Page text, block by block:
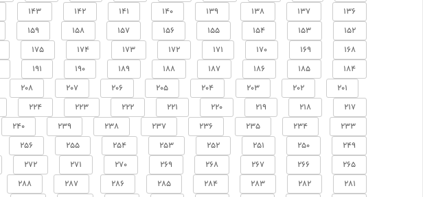
136
137
138
139
140
141
142
143
152
153
154
155
156
157
158
159
168
169
170
171
172
173
174
175
184
185
186
187
188
189
190
191
201
202
203
204
205
206
207
208
217
218
219
220
221
222
223
224
233
234
235
236
237
238
239
240
249
250
251
252
253
254
255
256
265
266
267
268
269
270
271
272
281
282
283
284
285
286
287
288